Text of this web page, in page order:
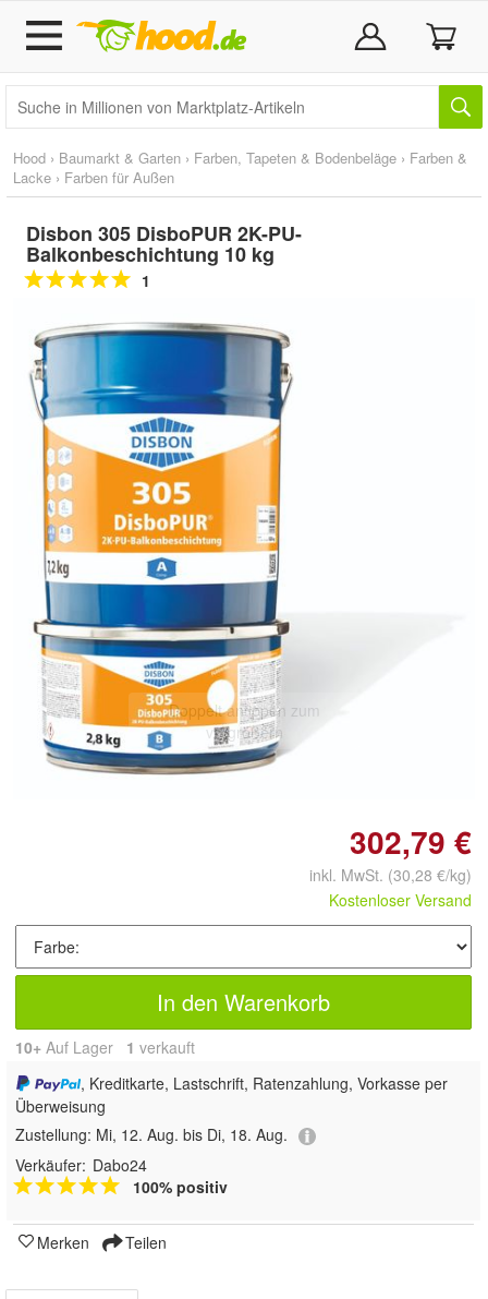
Hood › Baumarkt & Garten › Farben, Tapeten & Bodenbeläge › Farben &
Lacke › Farben für Außen
Disbon 305 DisboPUR 2K-PU-
Balkonbeschichtung 10 kg
1
Doppelt antippen zum
vergrößern
302,79 €
inkl. MwSt. (30,28 €/kg)
Kostenloser Versand
In den Warenkorb
10+ Auf Lager 1 verkauft
, Kreditkarte, Lastschrift, Ratenzahlung, Vorkasse per
Überweisung
Zustellung: Mi, 12. Aug. bis Di, 18. Aug.
Verkäufer: Dabo24
100% positiv
Merken Teilen